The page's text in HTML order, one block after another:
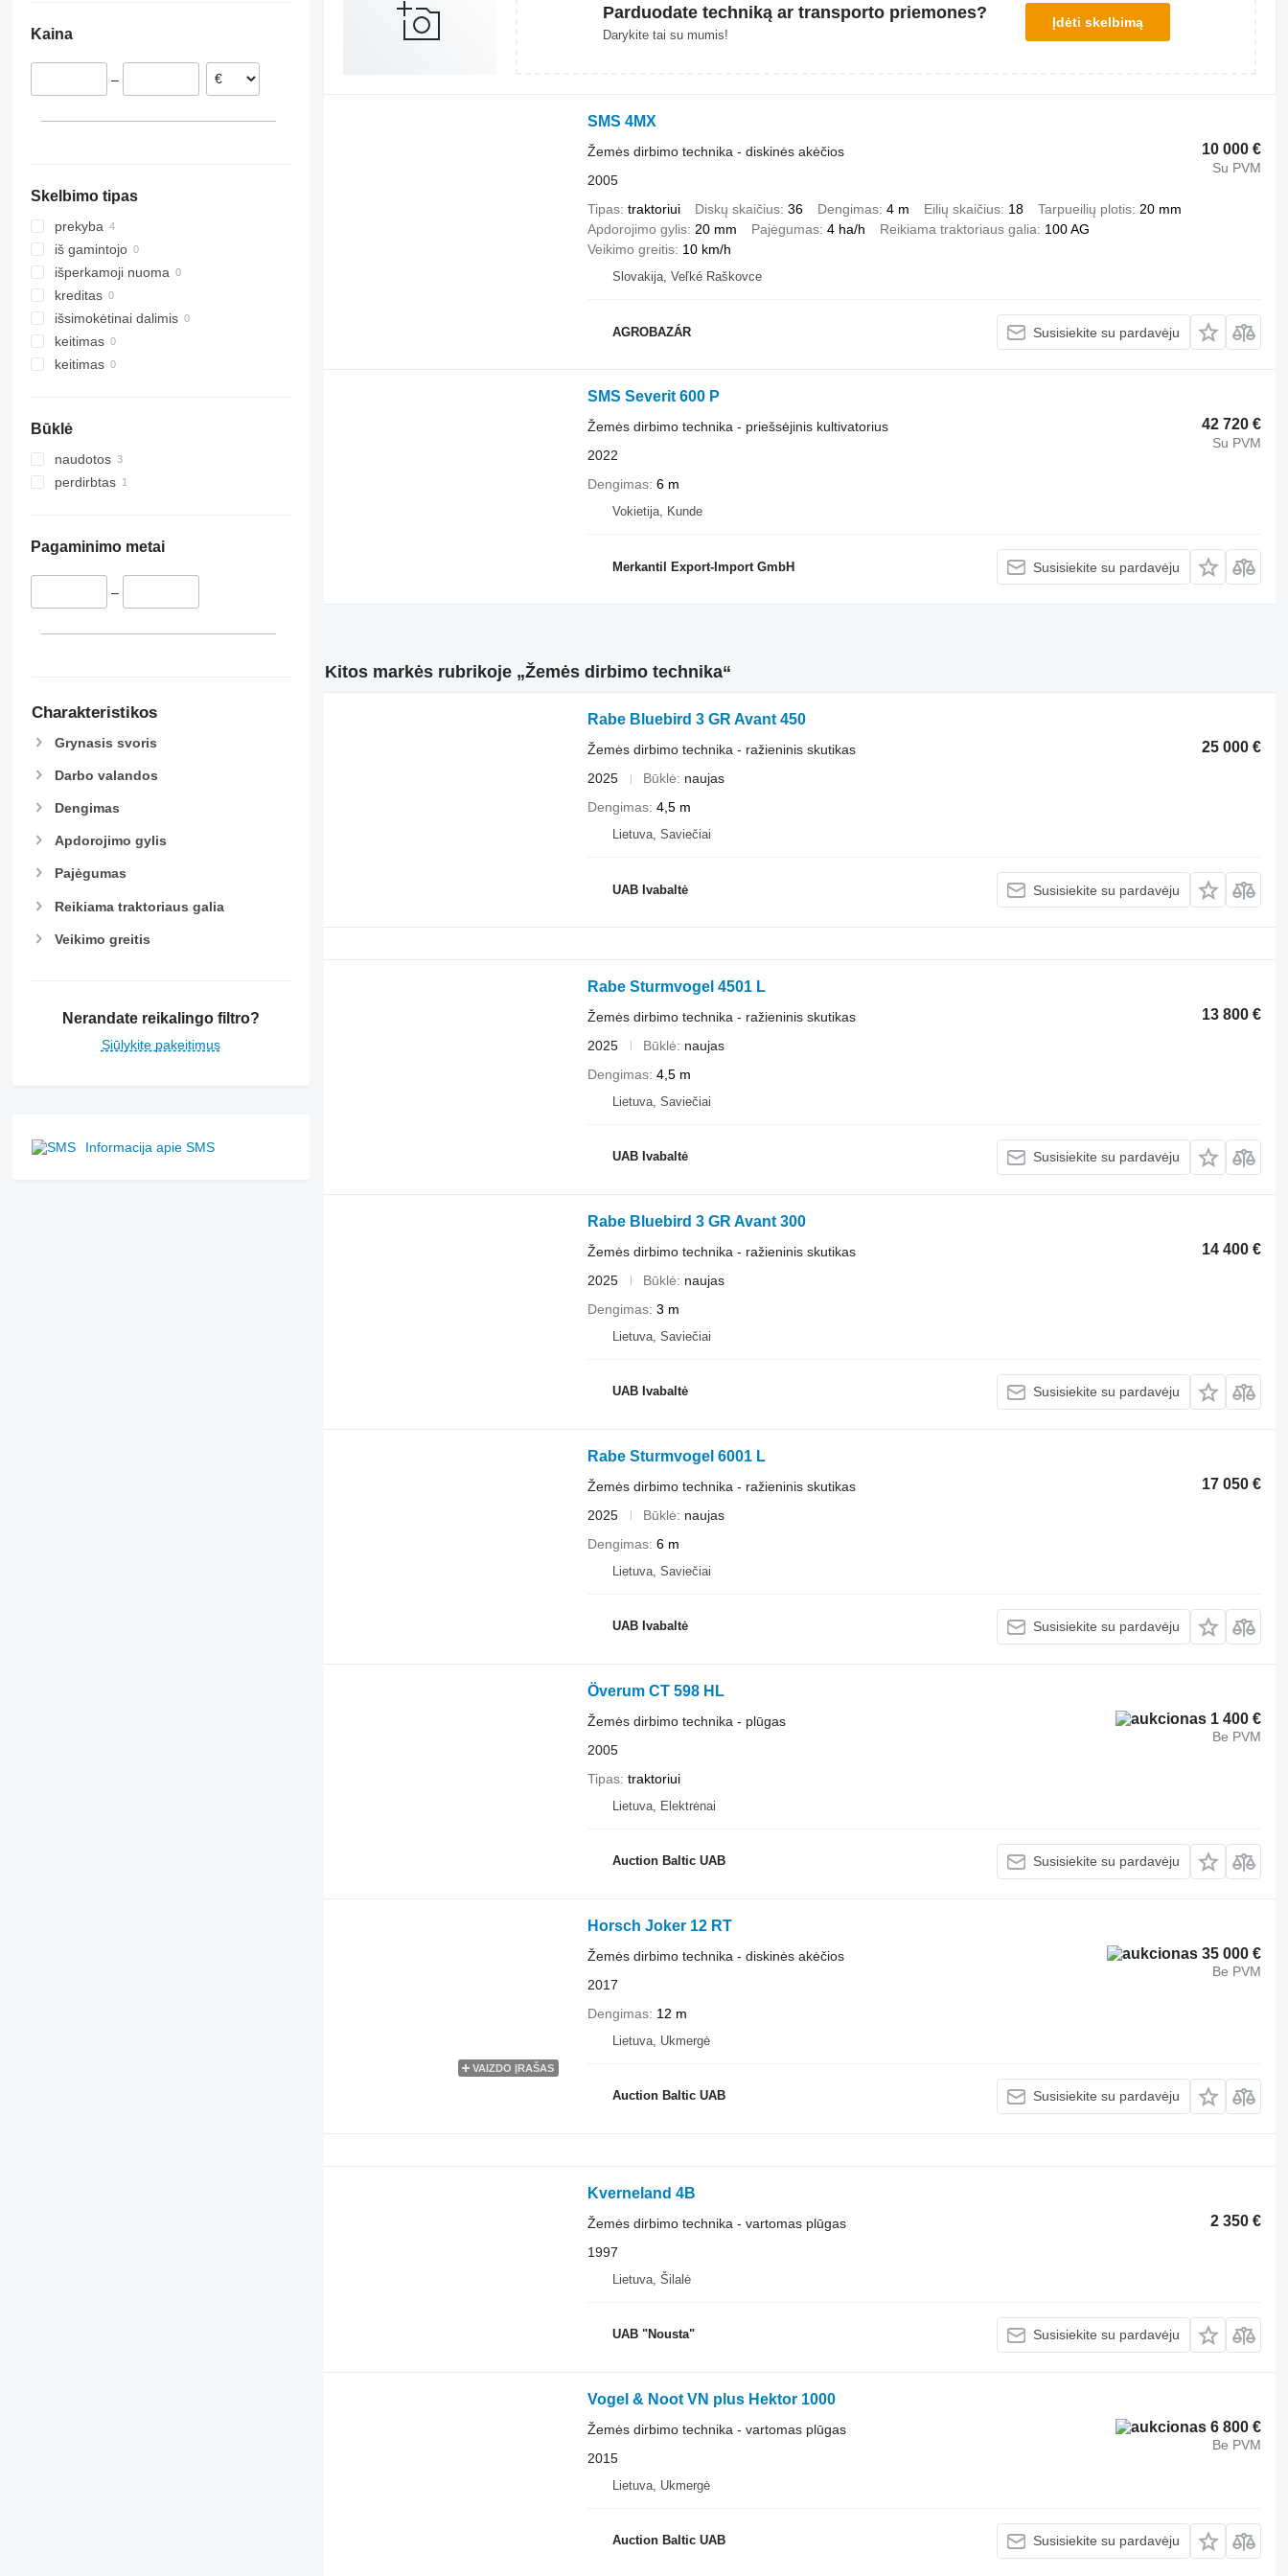
VariDiamant
VariOpal
Vokietija
Kaina
–
Skelbimo tipas
prekyba
iš gamintojo
išperkamoji nuoma
kreditas
išsimokėtinai dalimis
keitimas
keitimas
Būklė
naudotos
perdirbtas
Pagaminimo metai
–
Charakteristikos
Grynasis svoris
Darbo valandos
Dengimas
Apdorojimo gylis
Pajėgumas
Reikiama traktoriaus galia
Veikimo greitis
Nerandate reikalingo filtro?
Siūlykite pakeitimus
Informacija apie SMS
Parduodate techniką ar transporto priemones?
Darykite tai su mumis!
Įdėti skelbimą
SMS 4MX
10 000 €
Su PVM
Žemės dirbimo technika - diskinės akėčios
2005
Tipas traktoriui Diskų skaičius 36 Dengimas 4 m Eilių skaičius 18 Tarpueilių plotis 20 mm
Apdorojimo gylis 20 mm Pajėgumas 4 ha/h Reikiama traktoriaus galia
100 AG
Veikimo greitis 10 km/h
Slovakija, Veľké Raškovce
AGROBAZÁR Susisiekite su pardavėju
SMS Severit 600 P
42 720 €
Su PVM
Žemės dirbimo technika - priešsėjinis kultivatorius
2022
Dengimas 6 m
Vokietija, Kunde
Merkantil Export-Import GmbH Susisiekite su pardavėju
Kitos markės rubrikoje „Žemės dirbimo technika“
Rabe Bluebird 3 GR Avant 450
25 000 €
Žemės dirbimo technika - ražieninis skutikas
2025
Būklė
naujas
Dengimas 4,5 m
Lietuva, Saviečiai
UAB Ivabaltė Susisiekite su pardavėju
Rabe Sturmvogel 4501 L
13 800 €
Žemės dirbimo technika - ražieninis skutikas
2025
Būklė
naujas
Dengimas 4,5 m
Lietuva, Saviečiai
UAB Ivabaltė Susisiekite su pardavėju
Rabe Bluebird 3 GR Avant 300
14 400 €
Žemės dirbimo technika - ražieninis skutikas
2025
Būklė
naujas
Dengimas 3 m
Lietuva, Saviečiai
UAB Ivabaltė Susisiekite su pardavėju
Rabe Sturmvogel 6001 L
17 050 €
Žemės dirbimo technika - ražieninis skutikas
2025
Būklė
naujas
Dengimas 6 m
Lietuva, Saviečiai
UAB Ivabaltė Susisiekite su pardavėju
Överum CT 598 HL
1 400 €
Be PVM
Žemės dirbimo technika - plūgas
2005
Tipas traktoriui
Lietuva, Elektrėnai
Auction Baltic UAB Susisiekite su pardavėju
VAIZDO ĮRAŠAS
Horsch Joker 12 RT
35 000 €
Be PVM
Žemės dirbimo technika - diskinės akėčios
2017
Dengimas 12 m
Lietuva, Ukmergė
Auction Baltic UAB Susisiekite su pardavėju
Kverneland 4B
2 350 €
Žemės dirbimo technika - vartomas plūgas
1997
Lietuva, Šilalė
UAB "Nousta" Susisiekite su pardavėju
Vogel & Noot VN plus Hektor 1000
6 800 €
Be PVM
Žemės dirbimo technika - vartomas plūgas
2015
Lietuva, Ukmergė
Auction Baltic UAB Susisiekite su pardavėju